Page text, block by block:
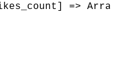
=> Array